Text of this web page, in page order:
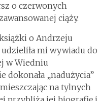
o czerwonych
ciąży.
o Andrzeju
udzieliła mi wywiadu do
w Wiedniu
dokonała „nadużycia”
na tylnych